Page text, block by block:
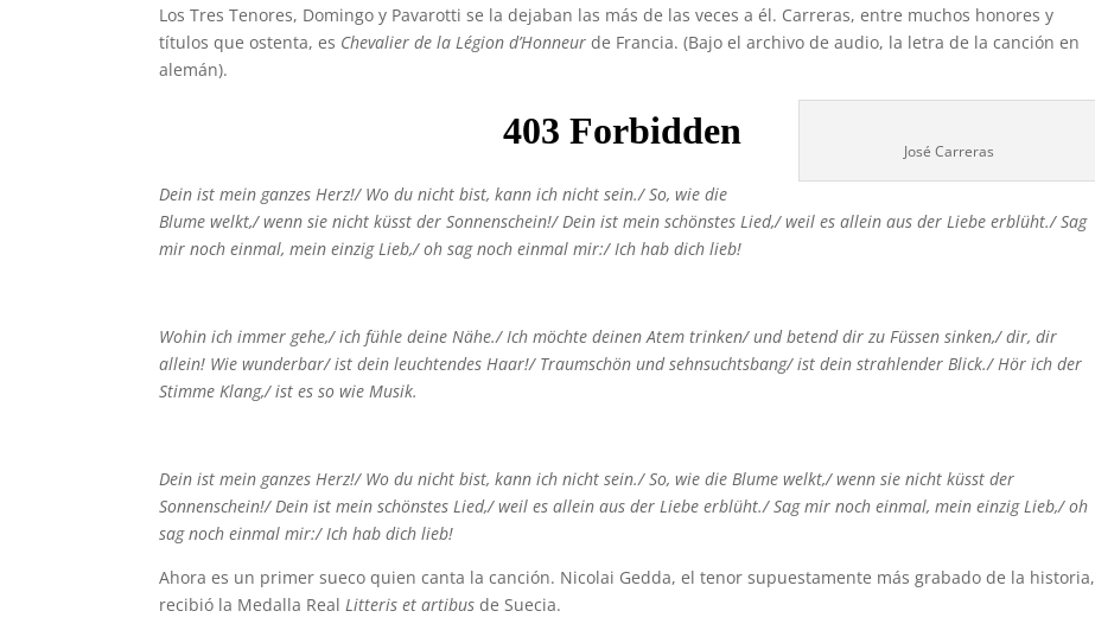
Los Tres Tenores, Domingo y Pavarotti se la dejaban las más de las veces a él. Carreras, entre muchos honores y
títulos que ostenta, es Chevalier de la Légion d’Honneur de Francia. (Bajo el archivo de audio, la letra de la canción en
alemán).
José Carreras
Dein ist mein ganzes Herz!/ Wo du nicht bist, kann ich nicht sein./So, wie die
Blume welkt,/wenn sie nicht küsst der Sonnenschein!/Dein ist mein schönstes Lied,/weil es allein aus der Liebe erblüht./Sag
mir noch einmal, mein einzig Lieb,/oh sag noch einmal mir:/Ich hab dich lieb!
Wohin ich immer gehe,/ich fühle deine Nähe./Ich möchte deinen Atem trinken/und betend dir zu Füssen sinken,/dir, dir
allein! Wie wunderbar/ist dein leuchtendes Haar!/ Traumschön und sehnsuchtsbang/ist dein strahlender Blick./Hör ich der
Stimme Klang,/ist es so wie Musik.
Dein ist mein ganzes Herz!/ Wo du nicht bist, kann ich nicht sein./So, wie die Blume welkt,/wenn sie nicht küsst der
Sonnenschein!/Dein ist mein schönstes Lied,/weil es allein aus der Liebe erblüht./Sag mir noch einmal, mein einzig Lieb,/oh
sag noch einmal mir:/Ich hab dich lieb!
Ahora es un primer sueco quien canta la canción. Nicolai Gedda, el tenor supuestamente más grabado de la historia,
recibió la Medalla RealLitteris et artibus de Suecia.